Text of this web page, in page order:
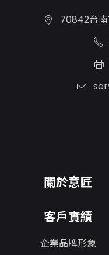
70842台
關於意匠
客戶實績
企業品牌形象